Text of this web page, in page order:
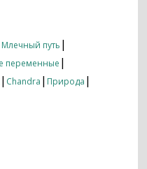
Млечный путь |
переменные |
| Chandra | Природа |